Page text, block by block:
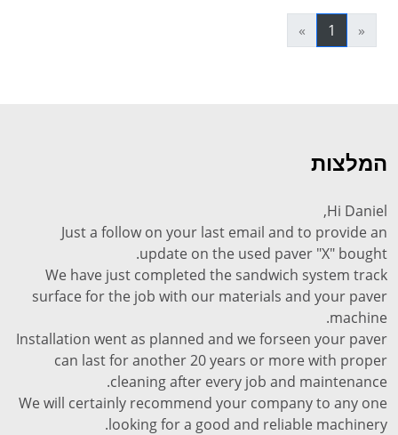
«
1
»
המלצות
Hi Daniel,
Just a follow on your last email and to provide an
update on the used paver "X" bought.
We have just completed the sandwich system track
surface for the job with our materials and your paver
machine.
Installation went as planned and we forseen your paver
can last for another 20 years or more with proper
cleaning after every job and maintenance.
We will certainly recommend your company to any one
looking for a good and reliable machinery.